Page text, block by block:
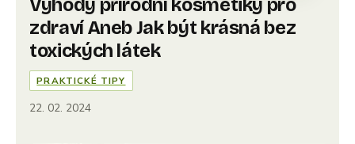
Výhody přírodní kosmetiky pro
zdraví Aneb Jak být krásná bez
toxických látek
PRAKTICKÉ TIPY
22. 02. 2024